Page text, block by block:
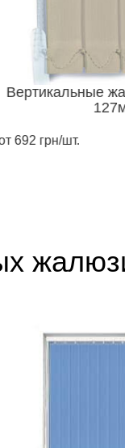
Вертикальные
692 грн/шт.